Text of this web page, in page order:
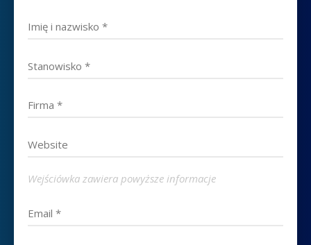
Wejściówka zawiera powyższe informacje